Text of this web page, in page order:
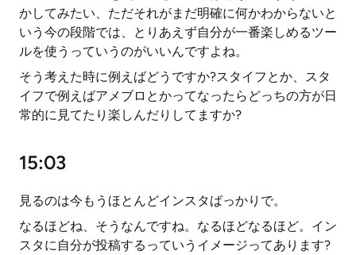
かしてみたい、ただそれがまだ明確に何かわからないと
いう今の段階では、とりあえず自分が一番楽しめるツー
ルを使うっていうのがいいんですよね。
そう考えた時に例えばどうですか?スタイフとか、スタ
イフで例えばアメブロとかってなったらどっちの方が日
常的に見てたり楽しんだりしてますか?
15:03
見るのは今もうほとんどインスタばっかりで。
なるほどね、そうなんですね。なるほどなるほど。イン
スタに自分が投稿するっていうイメージってあります?